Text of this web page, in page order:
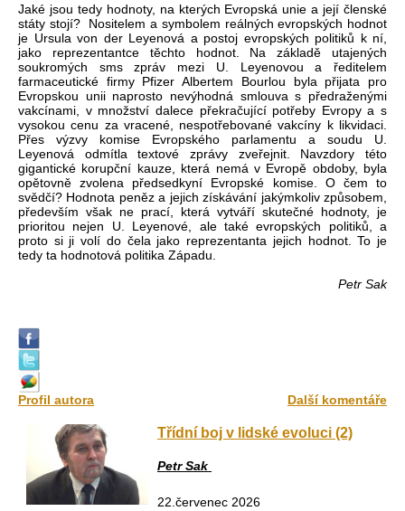
Jaké jsou tedy hodnoty, na kterých Evropská unie a její členské
státy stojí? Nositelem a symbolem reálných evropských hodnot
je Ursula von der Leyenová a postoj evropských politiků k ní,
jako reprezentantce těchto hodnot. Na základě utajených
soukromých sms zpráv mezi U. Leyenovou a ředitelem
farmaceutické firmy Pfizer Albertem Bourlou byla přijata pro
Evropskou unii naprosto nevýhodná smlouva s předraženými
vakcínami, v množství dalece překračující potřeby Evropy a s
vysokou cenu za vracené, nespotřebované vakcíny k likvidaci.
Přes výzvy komise Evropského parlamentu a soudu U.
Leyenová odmítla textové zprávy zveřejnit. Navzdory této
gigantické korupční kauze, která nemá v Evropě obdoby, byla
opětovně zvolena předsedkyní Evropské komise. O čem to
svědčí? Hodnota peněz a jejich získávání jakýmkoliv způsobem,
především však ne prací, která vytváří skutečné hodnoty, je
prioritou nejen U. Leyenové, ale také evropských politiků, a
proto si ji volí do čela jako reprezentanta jejich hodnot. To je
tedy ta hodnotová politika Západu.
Petr Sak
Profil autora Další komentáře
Třídní boj v lidské evoluci (2)
Petr Sak
22.červenec 2026